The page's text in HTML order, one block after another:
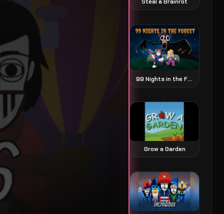
99 Nights in the Forest 森林中的99夜
Grow a Garden